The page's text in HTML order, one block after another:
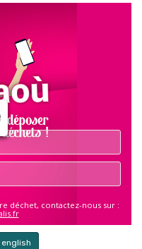
déchet, contactez-nous sur :
english